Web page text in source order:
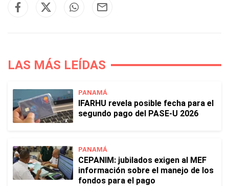
LAS MÁS LEÍDAS
PANAMÁ
IFARHU revela posible fecha para el
segundo pago del PASE-U 2026
PANAMÁ
CEPANIM: jubilados exigen al MEF
información sobre el manejo de los
fondos para el pago